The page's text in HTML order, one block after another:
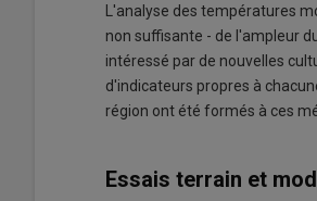
L'analyse des températures
non suffisante - de l'ampleur
intéressé par de nouvelles
d'indicateurs propres à
région ont été formés à ces
Essais terrain et